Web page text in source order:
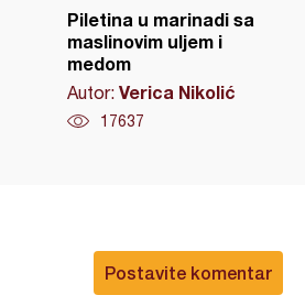
Piletina u marinadi sa
maslinovim uljem i
medom
Autor: Verica Nikolić
17637
Postavite komentar